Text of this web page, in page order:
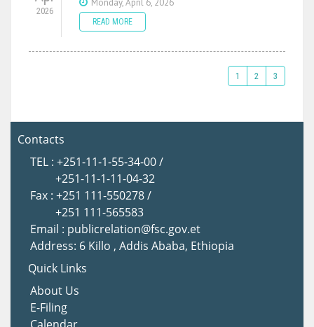
2026
READ MORE
1 2 3
Contacts
TEL : +251-11-1-55-34-00 /
+251-11-1-11-04-32
Fax : +251 111-550278 /
+251 111-565583
Email : publicrelation@fsc.gov.et
Address: 6 Killo , Addis Ababa, Ethiopia
Quick Links
About Us
E-Filing
Calendar